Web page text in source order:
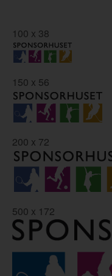
100 x 38
150 x 56
200 x 72
500 x 172